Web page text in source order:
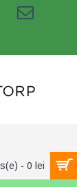
- 0 lei